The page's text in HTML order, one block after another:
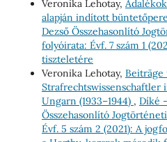
Veronika Lehotay,
alapján indított
Dezső Összehasonlító
folyóirata: Évf. 7 szám 1
tiszteletére
Veronika Lehotay, Beiträge
Strafrechtswissenschaftler
Ungarn (1933–1944) , Díké
Összehasonlító
Évf. 5 szám 2 (2021): A